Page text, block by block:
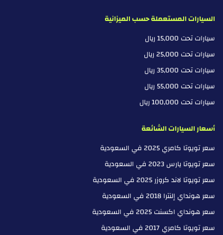
السيارات المستعملة حسب الميزانية
سيارات تحت 15,000 ريال
سيارات تحت 25,000 ريال
سيارات تحت 35,000 ريال
سيارات تحت 55,000 ريال
سيارات تحت 100,000 ريال
أسعار السيارات الشائعة
سعر تويوتا كامري 2025 في السعودية
سعر تويوتا يارس 2023 في السعودية
سعر تويوتا لاند كروزر 2025 في السعودية
سعر هونداي إلنترا 2018 في السعودية
سعر هونداي اكسنت 2025 في السعودية
سعر تويوتا كامري 2017 في السعودية